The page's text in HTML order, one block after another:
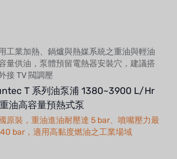
工業加熱、鍋爐與熱媒系統之重油與輕油
量供油，泵體預留電熱器安裝穴，建議搭
接 TV 閥調壓
T 系列油泵浦 1380~3900 L/Hr
重油高容量預熱式泵
原裝，重油進油耐壓達 5 bar、噴嘴壓力最
bar，適用高黏度燃油之工業場域